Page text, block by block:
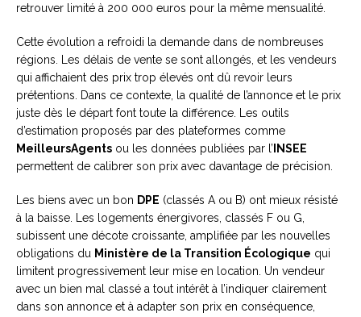
retrouver limité à 200 000 euros pour la même mensualité.
Cette évolution a refroidi la demande dans de nombreuses
régions. Les délais de vente se sont allongés, et les vendeurs
qui affichaient des prix trop élevés ont dû revoir leurs
prétentions. Dans ce contexte, la qualité de l’annonce et le prix
juste dès le départ font toute la différence. Les outils
d’estimation proposés par des plateformes comme
MeilleursAgents ou les données publiées par l’ INSEE
permettent de calibrer son prix avec davantage de précision.
Les biens avec un bon DPE (classés A ou B) ont mieux résisté
à la baisse. Les logements énergivores, classés F ou G,
subissent une décote croissante, amplifiée par les nouvelles
obligations du Ministère de la Transition Écologique qui
limitent progressivement leur mise en location. Un vendeur
avec un bien mal classé a tout intérêt à l’indiquer clairement
dans son annonce et à adapter son prix en conséquence,